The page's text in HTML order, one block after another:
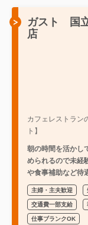
ガスト 国
店
カフェレストラン
ト】
朝の時間を活かし
められるので未経
や食事補助など待
主婦・主夫歓迎
交通費一部支給
仕事ブランクOK